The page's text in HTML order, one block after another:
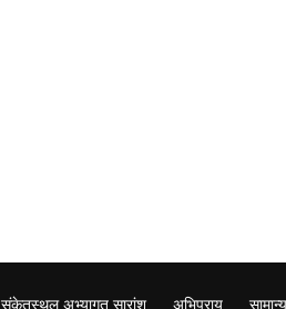
संकेतस्थल अभ्यागत सारांश अभिप्राय